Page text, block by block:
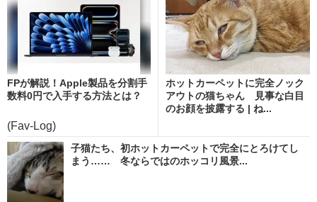
FPが解説！Apple製品を分割手
数料0円で入手する方法とは？
(Fav-Log)
ホットカーペットに完全ノック
アウトの猫ちゃん 見事な白目
のお顔を披露する | ね...
子猫たち、初ホットカーペットで完全にとろけてし
まう…… 冬ならではのホッコリ風景...